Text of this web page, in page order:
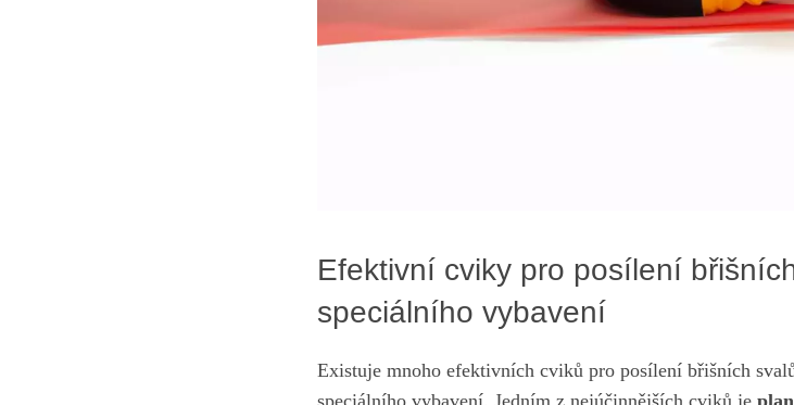
Efektivní cviky pro posílení
speciálního vybavení
Existuje mnoho efektivních cviků pro posílení břišních⁢